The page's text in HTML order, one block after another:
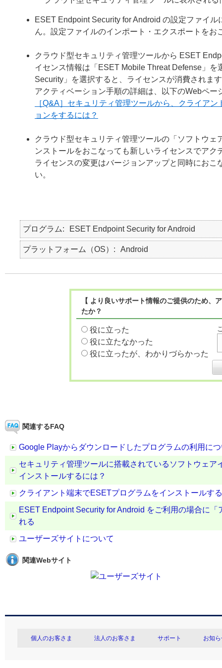
ESET Endpoint Security for Android の設定ファイ
ん。設定ファイルのインポート・エクスポートを
クラウド型セキュリティ管理ツールから ESET
イセンス情報は「ESET Mobile Threat Defense」
Security」を選択すると、ライセンスが消費されま
アクティベーション手順の詳細は、以下のWebペー
［Q&A］セキュリティ管理ツールから、クライア
ョンをするには？
クラウド型セキュリティ管理ツールの「ソフトウ
ンストールをおこなっても新しいライセンスでアク
ライセンスの変更はバージョンアップと同時にお
い。
プログラム ESET Endpoint Security for Android
プラットフォーム（OS） Android
【 より良いサポート情報のご提供のため
たか？
役に立った
役に立たなかった
役に立ったが、わかりづらかった
関連するFAQ
Google Playからダウンロードしたプログラムの利用に
セキュリティ管理ツールに搭載されているソフトウェ
インストールするには？
クライアント端末でESETプログラムをインストールす
ESET Endpoint Security for Android をご利用の場合に
れる
ユーザーズサイトについて
関連Webサイト
個人のお客さま 法人のお客さま サポート お知